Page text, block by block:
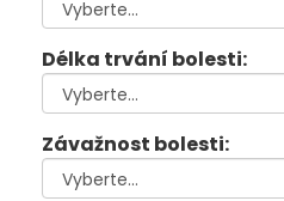
Délka trvání bolesti:
Závažnost bolesti: